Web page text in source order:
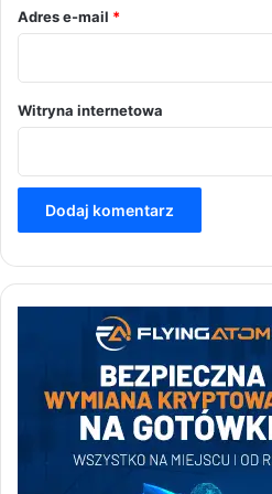
Adres e-mail *
Witryna internetowa